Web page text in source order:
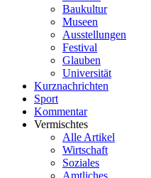
Baukultur
Museen
Ausstellungen
Festival
Glauben
Universität
Kurznachrichten
Sport
Kommentar
Vermischtes
Alle Artikel
Wirtschaft
Soziales
Amtliches